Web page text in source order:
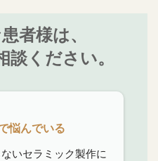
者様は、
談ください。
悩んでいる
いセラミック製作に